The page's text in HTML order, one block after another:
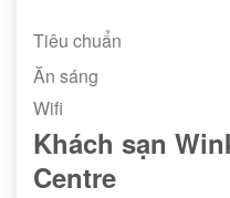
Tiêu chuẩn
Ăn sáng
Wifi
Khách sạn
Centre